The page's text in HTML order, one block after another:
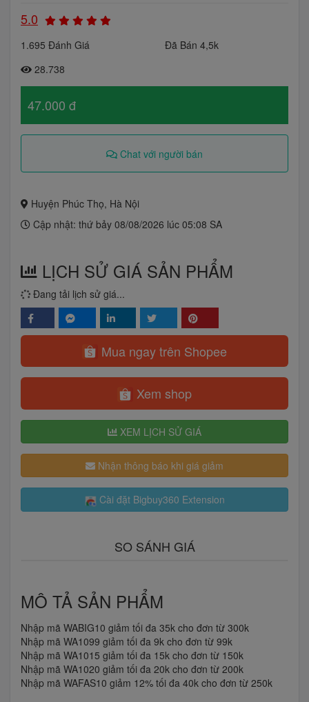
5.0
1.695 Đánh Giá
Đã Bán 4,5k
28.738
47.000 đ
Chat với người bán
Huyện Phúc Thọ, Hà Nội
Cập nhật: thứ bảy 08/08/2026 lúc 05:08 SA
LỊCH SỬ GIÁ SẢN PHẨM
Đang tải lịch sử giá...
Mua ngay trên Shopee
Xem shop
XEM LỊCH SỬ GIÁ
Nhận thông báo khi giá giảm
Cài đặt Bigbuy360 Extension
SO SÁNH GIÁ
MÔ TẢ SẢN PHẨM
Nhập mã WABIG10 giảm tối đa 35k cho đơn từ 300k
Nhập mã WA1099 giảm tối đa 9k cho đơn từ 99k
Nhập mã WA1015 giảm tối đa 15k cho đơn từ 150k
Nhập mã WA1020 giảm tối đa 20k cho đơn từ 200k
Nhập mã WAFAS10 giảm 12% tối đa 40k cho đơn từ 250k